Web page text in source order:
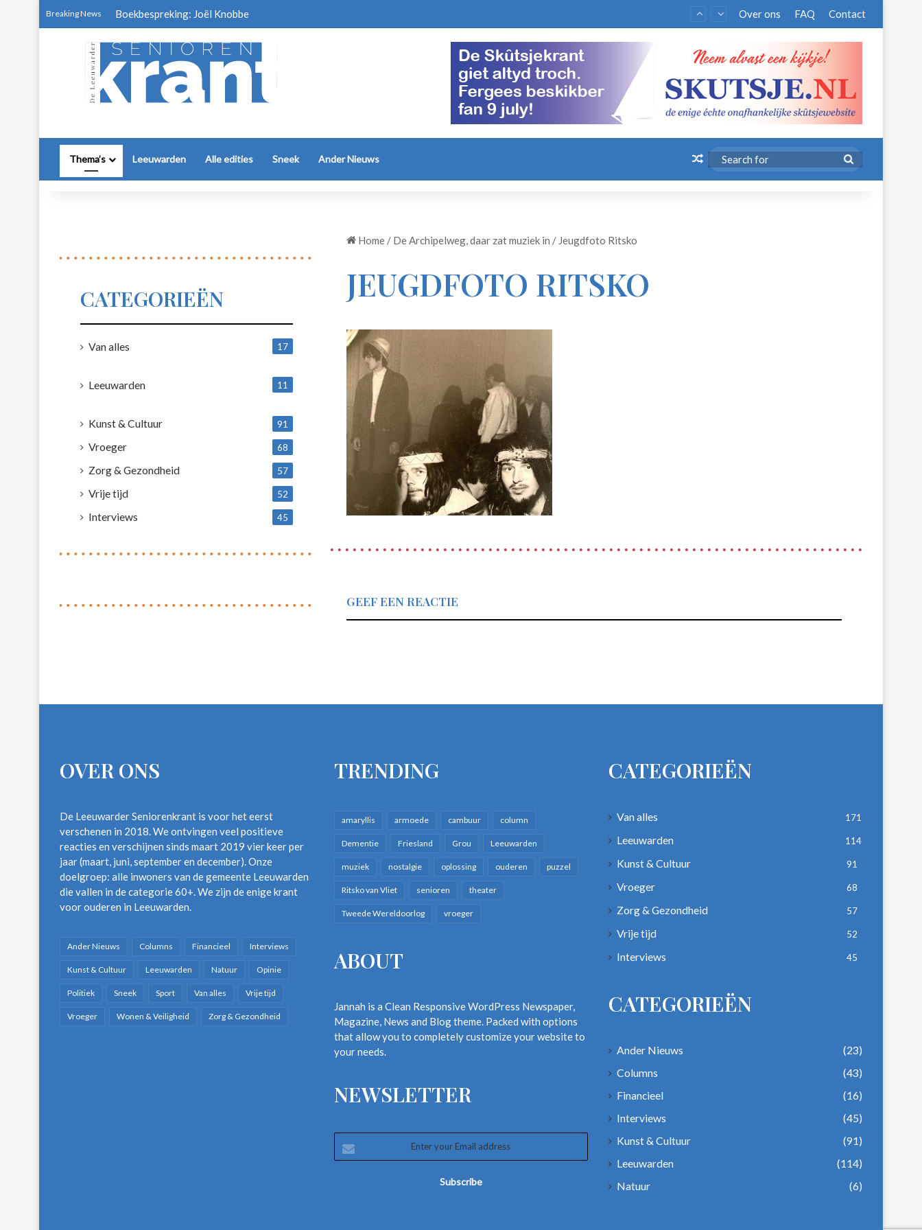
Breaking News Boekbespreking: Joël Knobbe Over ons FAQ Contact
Thema’s Leeuwarden Alle edities Sneek Ander Nieuws Random Article
for
Home / De Archipelweg, daar zat muziek in / Jeugdfoto Ritsko
JEUGDFOTO RITSKO
GEEF EEN REACTIE
CATEGORIEËN
Van alles
17
Leeuwarden
11
Kunst & Cultuur 91
Vroeger 68
Zorg & Gezondheid 57
Vrije tijd 52
Interviews 45
OVER ONS
De Leeuwarder Seniorenkrant is voor het eerst
verschenen in 2018. We ontvingen veel positieve
reacties en verschijnen sinds maart 2019 vier keer per
jaar (maart, juni, september en december). Onze
doelgroep: alle inwoners van de gemeente Leeuwarden
die vallen in de categorie 60+. We zijn de enige krant
voor ouderen in Leeuwarden.
Ander Nieuws Columns Financieel Interviews
Kunst & Cultuur Leeuwarden Natuur Opinie
Politiek Sneek Sport Van alles Vrije tijd
Vroeger Wonen & Veiligheid Zorg & Gezondheid
TRENDING
amaryllis armoede cambuur column
Dementie Friesland Grou Leeuwarden
muziek nostalgie oplossing ouderen puzzel
Ritsko van Vliet senioren theater
Tweede Wereldoorlog vroeger
ABOUT
Jannah is a Clean Responsive WordPress Newspaper,
Magazine, News and Blog theme. Packed with options
that allow you to completely customize your website to
your needs.
NEWSLETTER
your
CATEGORIEËN
Van alles 171
Leeuwarden 114
Kunst & Cultuur 91
Vroeger 68
Zorg & Gezondheid 57
Vrije tijd 52
Interviews 45
CATEGORIEËN
Ander Nieuws
(23)
Columns
(43)
Financieel
(16)
Interviews
(45)
Kunst & Cultuur
(91)
Leeuwarden
(114)
Natuur
(6)